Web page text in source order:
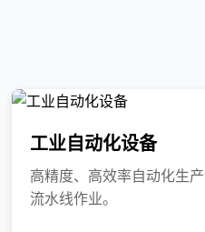
工业自动化设备
高精度、高效率自动化生
流水线作业。